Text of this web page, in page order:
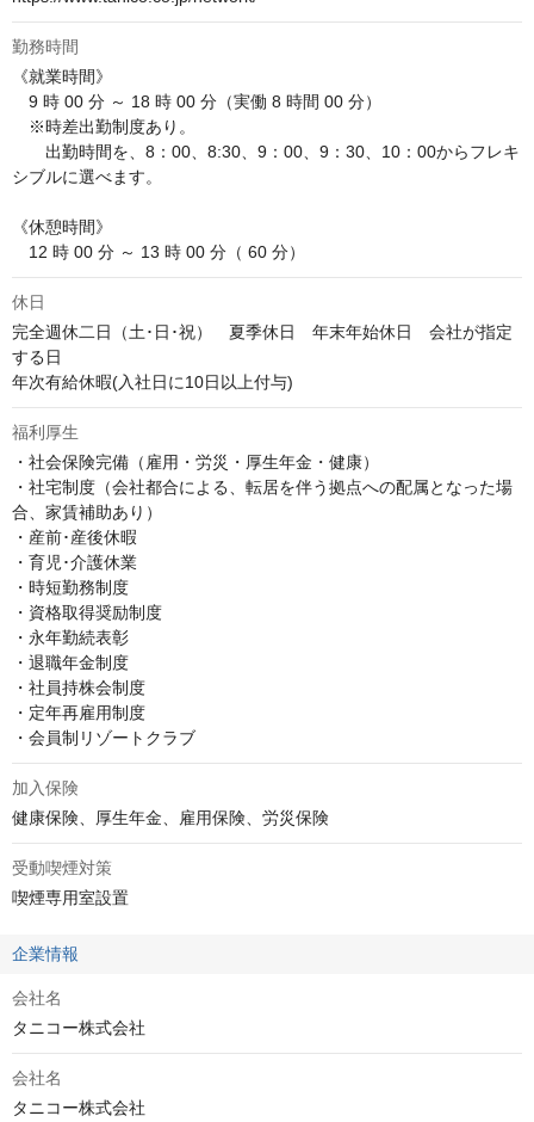
勤務時間
《就業時間》
9 時 00 分 ～ 18 時 00 分（実働 8 時間 00 分）
※時差出勤制度あり。
出勤時間を、8：00、8:30、9：00、9：30、10：00からフレキ
シブルに選べます。
《休憩時間》
12 時 00 分 ～ 13 時 00 分（ 60 分）
休日
完全週休二日（土･日･祝）　夏季休日　年末年始休日　会社が指定
する日
年次有給休暇(入社日に10日以上付与)
福利厚生
・社会保険完備（雇用・労災・厚生年金・健康）
・社宅制度（会社都合による、転居を伴う拠点への配属となった場
合、家賃補助あり）
・産前･産後休暇
・育児･介護休業
・時短勤務制度
・資格取得奨励制度
・永年勤続表彰
・退職年金制度
・社員持株会制度
・定年再雇用制度
・会員制リゾートクラブ
加入保険
健康保険、厚生年金、雇用保険、労災保険
受動喫煙対策
喫煙専用室設置
企業情報
会社名
タニコー株式会社
会社名
タニコー株式会社